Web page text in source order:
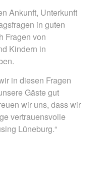
Ankunft, Unterkunft
in guten
Fragen von
Kindern in
in diesen Fragen
Gäste gut
wir uns, dass wir
vertrauensvolle
Lüneburg.“